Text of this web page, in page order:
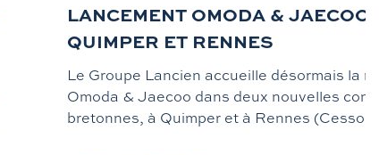
LANCEMENT OMODA & JAECOO
QUIMPER ET RENNES
Le Groupe Lancien accueille désormais la
Omoda & Jaecoo dans deux nouvelles
bretonnes, à Quimper et à Rennes